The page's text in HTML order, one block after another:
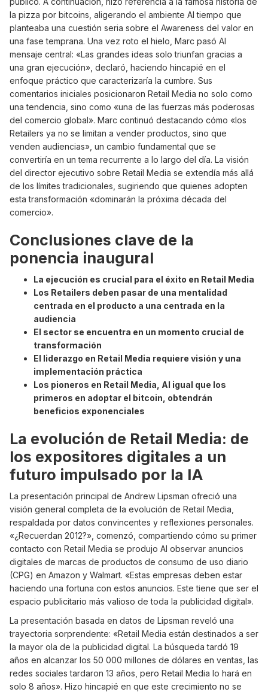
la pizza por bitcoins, aligerando el ambiente AI tiempo que
planteaba una cuestión seria sobre el Awareness del valor en
una fase temprana. Una vez roto el hielo, Marc pasó AI
mensaje central: «Las grandes ideas solo triunfan gracias a
una gran ejecución», declaró, haciendo hincapié en el
enfoque práctico que caracterizaría la cumbre. Sus
comentarios iniciales posicionaron Retail Media no solo como
una tendencia, sino como «una de las fuerzas más poderosas
del comercio global». Marc continuó destacando cómo «los
Retailers ya no se limitan a vender productos, sino que
venden audiencias», un cambio fundamental que se
convertiría en un tema recurrente a lo largo del día. La visión
del director ejecutivo sobre Retail Media se extendía más allá
de los límites tradicionales, sugiriendo que quienes adopten
esta transformación «dominarán la próxima década del
comercio».
Conclusiones clave de la
ponencia inaugural
La ejecución es crucial para el éxito en Retail Media
Los Retailers deben pasar de una mentalidad
centrada en el producto a una centrada en la
audiencia
El sector se encuentra en un momento crucial de
transformación
El liderazgo en Retail Media requiere visión y una
implementación práctica
Los pioneros en Retail Media, AI igual que los
primeros en adoptar el bitcoin, obtendrán
beneficios exponenciales
La evolución de Retail Media: de
los expositores digitales a un
futuro impulsado por la IA
La presentación principal de Andrew Lipsman ofreció una
visión general completa de la evolución de Retail Media,
respaldada por datos convincentes y reflexiones personales.
«¿Recuerdan 2012?», comenzó, compartiendo cómo su primer
contacto con Retail Media se produjo AI observar anuncios
digitales de marcas de productos de consumo de uso diario
(CPG) en Amazon y Walmart. «Estas empresas deben estar
haciendo una fortuna con estos anuncios. Este tiene que ser el
espacio publicitario más valioso de toda la publicidad digital».
La presentación basada en datos de Lipsman reveló una
trayectoria sorprendente: «Retail Media están destinados a ser
la mayor ola de la publicidad digital. La búsqueda tardó 19
años en alcanzar los 50 000 millones de dólares en ventas, las
redes sociales tardaron 13 años, pero Retail Media lo hará en
solo 8 años». Hizo hincapié en que este crecimiento no se